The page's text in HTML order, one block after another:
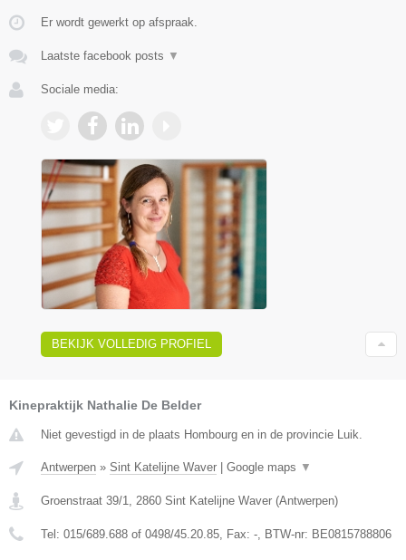
Er wordt gewerkt op afspraak.
Laatste facebook posts ▼
Sociale media:
BEKIJK VOLLEDIG PROFIEL
Kinepraktijk Nathalie De Belder
Niet gevestigd in de plaats Hombourg en in de provincie Luik.
Antwerpen » Sint Katelijne Waver Google maps ▼
Groenstraat 39/1, 2860 Sint Katelijne Waver (Antwerpen)
Tel: 015/689.688 of 0498/45.20.85, Fax: -, BTW-nr: BE0815788806